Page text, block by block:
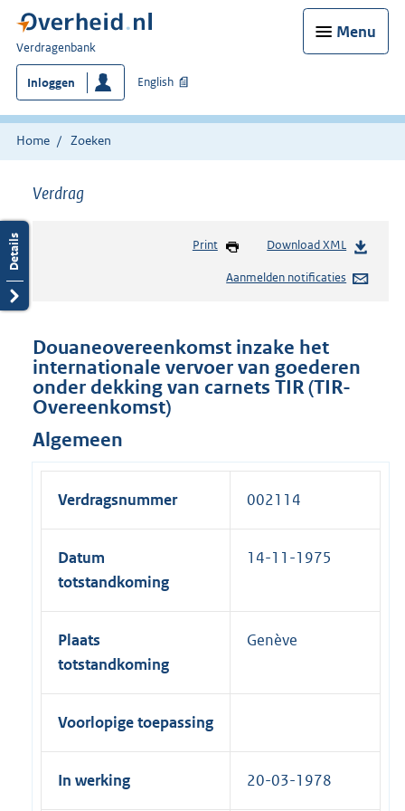
Menu
U
bent
hier:
Verdragenbank
Inloggen English
Home Zoeken
Verdrag
Print Download XML
Aanmelden notificaties
Douaneovereenkomst inzake het
internationale vervoer van goederen
onder dekking van carnets TIR (TIR-
Overeenkomst)
Algemeen
Verdragsnummer 002114
Datum
totstandkoming
14-11-1975
Plaats
totstandkoming
Genève
Voorlopige toepassing
In werking 20-03-1978